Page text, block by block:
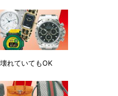
壊れていてもOK